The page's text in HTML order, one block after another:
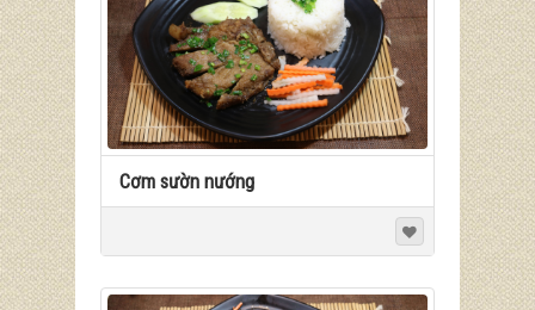
Cơm sườn nướng